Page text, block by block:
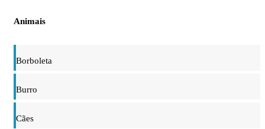
Animais
Borboleta
Burro
Cães